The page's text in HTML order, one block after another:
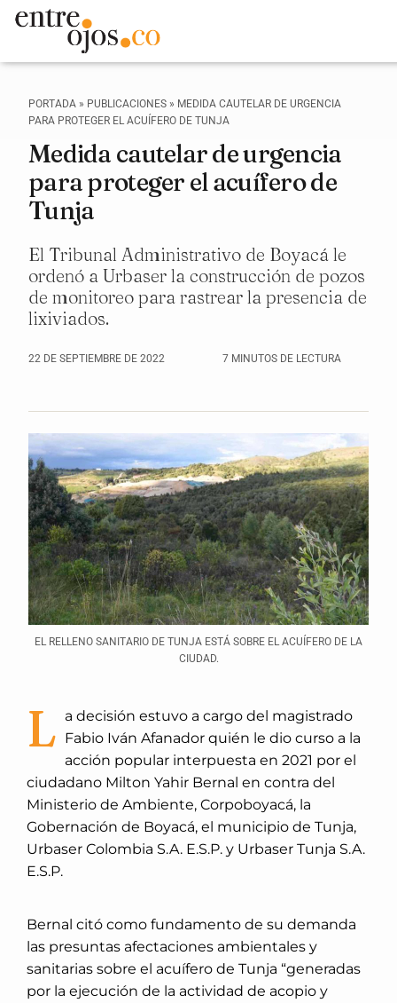
PORTADA » PUBLICACIONES » MEDIDA CAUTELAR DE URGENCIA
PARA PROTEGER EL ACUÍFERO DE TUNJA
Medida cautelar de urgencia
para proteger el acuífero de
Tunja
El Tribunal Administrativo de Boyacá le
ordenó a Urbaser la construcción de pozos
de monitoreo para rastrear la presencia de
lixiviados.
22 DE SEPTIEMBRE DE 2022 7 MINUTOS DE LECTURA
EL RELLENO SANITARIO DE TUNJA ESTÁ SOBRE EL ACUÍFERO DE LA
CIUDAD.
L a decisión estuvo a cargo del magistrado
Fabio Iván Afanador quién le dio curso a la
acción popular interpuesta en 2021 por el
ciudadano Milton Yahir Bernal en contra del
Ministerio de Ambiente, Corpoboyacá, la
Gobernación de Boyacá, el municipio de Tunja,
Urbaser Colombia S.A. E.S.P. y Urbaser Tunja S.A.
E.S.P.
Bernal citó como fundamento de su demanda
las presuntas afectaciones ambientales y
sanitarias sobre el acuífero de Tunja “generadas
por la ejecución de la actividad de acopio y